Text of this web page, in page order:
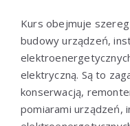
Kurs obejmuje
budowy urządzeń,
elektryczną. Są to
konserwacją,
pomiarami urządzeń,